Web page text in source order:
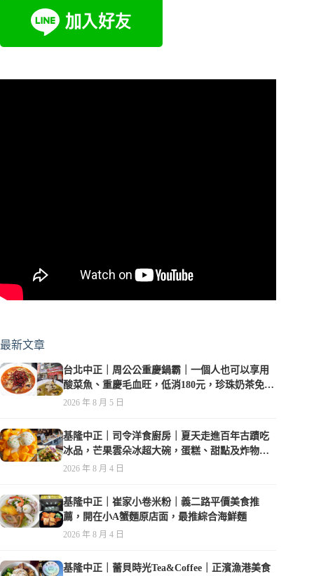
最新文章
台北中正｜周公公重慶鍋霸｜一個人也可以享用
酸菜魚、重慶毛血旺，低消180元，珍珠奶茶免費
喝到爽
2026 年 8 月 5 日
基隆中正｜司令洋食廚房｜夏天走進百年古蹟吃
冰品，芒果雲朵冰超大碗，蛋糕、甜點及炸物都
在水準之上
2026 年 8 月 4 日
基隆中正｜崔家小卷米粉｜義二路平價美食推
薦，開在小A蟹麵原店面，最推綜合海鮮麵
2026 年 8 月 4 日
基隆中正｜蕾貝時光Tea&Coffee｜正濱漁港美食